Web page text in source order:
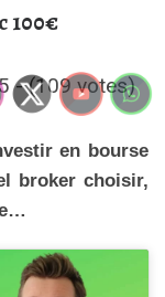
100€
- (109 votes)
en bourse
broker choisir,